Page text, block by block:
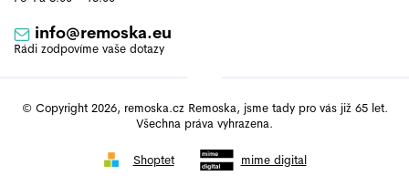
info@remoska.eu
Shoptet mime digital
© Copyright 2026, remoska.cz Remoska, jsme tady pro vás již 65 let.
Všechna práva vyhrazena.